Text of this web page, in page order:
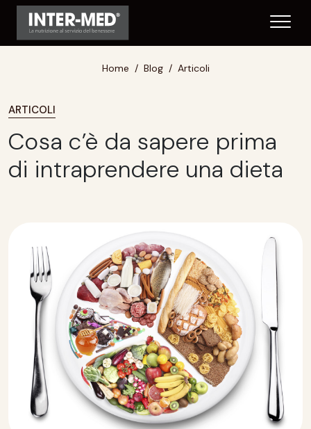
Home Blog Articoli
ARTICOLI
Cosa c’è da sapere prima
di intraprendere una dieta